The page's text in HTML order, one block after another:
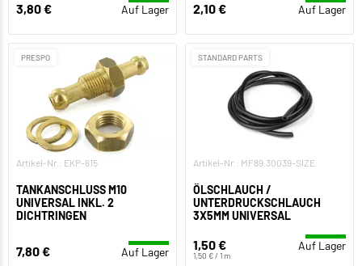
3,80 € Auf Lager 2,10 € Auf Lager
PRESPO
Artikel-Nr.: EKP-615
TANKANSCHLUSS M10
UNIVERSAL INKL. 2
DICHTRINGEN
7,80 € Auf Lager
STANDARD PARTS
Artikel-Nr.: MF89.30039-SIZE
ÖLSCHLAUCH /
UNTERDRUCKSCHLAUCH
3X5MM UNIVERSAL
1,50 €
1,50 € / 1 m
Auf Lager